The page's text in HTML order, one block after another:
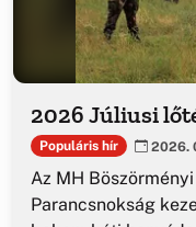
2026 Júliusi
Populáris hír 2026.
Az MH
Parancsnokság